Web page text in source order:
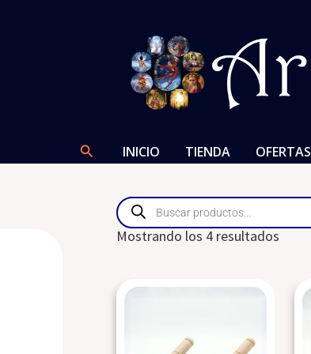
Buscar INICIO TIENDA OFERTAS
Products
search
Mostrando los 4 resultados
Cuenco